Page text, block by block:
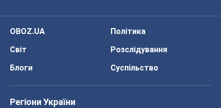
OBOZ.UA
Політика
Світ
Розслідування
Блоги
Суспільство
Регіони України